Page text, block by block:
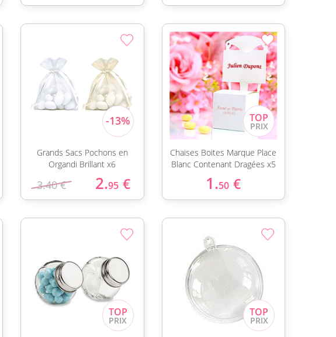
Grands Sacs Pochons en
Organdi Brillant x6
3.40 € 2.95 €
Chaises Boites Marque Place
Blanc Contenant Dragées x5
1.50 €